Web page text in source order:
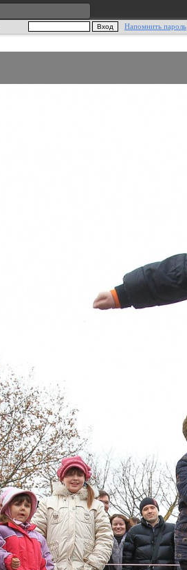
Напомнить пароль